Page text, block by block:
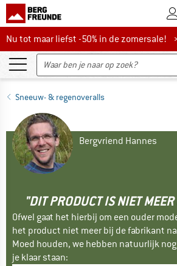
Nu tot maar liefst -50% in de zomersale!
Nu tot maar liefst -50% in de zomersale!
Sneeuw- & regenoveralls
Bergvriend Hannes
"DIT PRODUCT IS NIET
Ofwel gaat het hierbij om een ouder
het product niet meer bij de fabrikant
Moed houden, we hebben natuurlijk
je klaar staan: